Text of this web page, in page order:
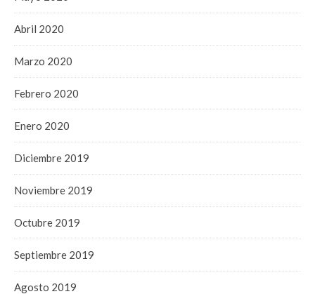
Abril 2020
Marzo 2020
Febrero 2020
Enero 2020
Diciembre 2019
Noviembre 2019
Octubre 2019
Septiembre 2019
Agosto 2019